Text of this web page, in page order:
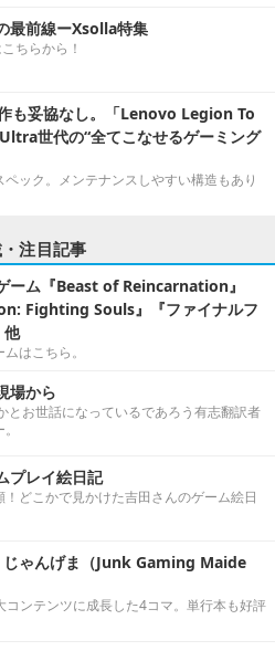
最前線ーXsolla特集
ちらから！
も妥協なし。「Lenovo Legion To
世代の“全てこなせるゲーミング
ック。メンテナンスしやすい構造もあり
注目記事
ーム『Beast of Reincarnation』
Fighting Souls』『ファイナルフ
他
はこちら。
場から
とお世話になっているであろう有志翻訳者
プレイ絵日記
！どこかで見かけた吉田さんのゲーム絵日
じゃんげま（Junk Gaming Maide
ンテンツに成長した4コマ。単行本も好評